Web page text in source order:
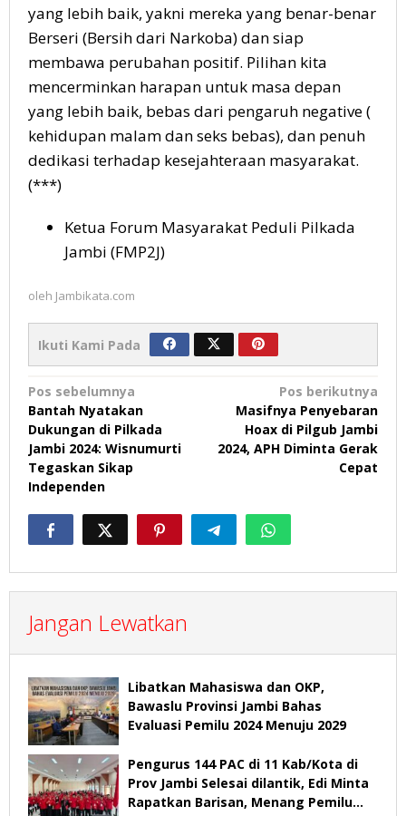
yang lebih baik, yakni mereka yang benar-benar
Berseri (Bersih dari Narkoba) dan siap
membawa perubahan positif. Pilihan kita
mencerminkan harapan untuk masa depan
yang lebih baik, bebas dari pengaruh negative (
kehidupan malam dan seks bebas), dan penuh
dedikasi terhadap kesejahteraan masyarakat.
(***)
Ketua Forum Masyarakat Peduli Pilkada
Jambi (FMP2J)
oleh Jambikata.com
Ikuti Kami Pada
Navigasi
pos
Pos sebelumnya
Bantah Nyatakan
Dukungan di Pilkada
Jambi 2024: Wisnumurti
Tegaskan Sikap
Independen
Pos berikutnya
Masifnya Penyebaran
Hoax di Pilgub Jambi
2024, APH Diminta Gerak
Cepat
Jangan Lewatkan
Libatkan Mahasiswa dan OKP,
Bawaslu Provinsi Jambi Bahas
Evaluasi Pemilu 2024 Menuju 2029
Pengurus 144 PAC di 11 Kab/Kota di
Prov Jambi Selesai dilantik, Edi Minta
Rapatkan Barisan, Menang Pemilu